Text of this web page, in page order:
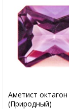
Аметист октагон
(Природный)